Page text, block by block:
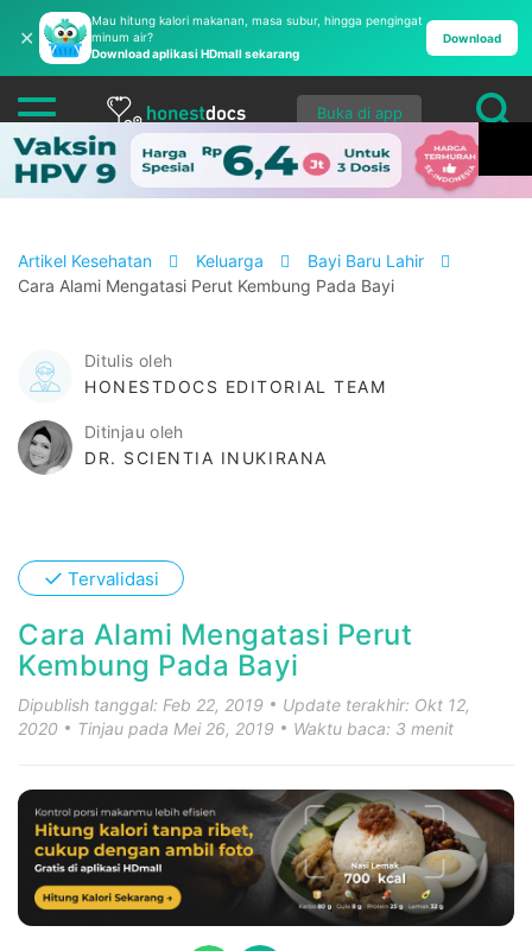
✕
Mau hitung kalori makanan, masa subur, hingga pengingat
minum air?
Download aplikasi HDmall sekarang
Download
Buka di app
Artikel Kesehatan Keluarga
Bayi Baru Lahir
Cara Alami Mengatasi Perut Kembung Pada Bayi
Ditulis oleh
HONESTDOCS EDITORIAL TEAM
Ditinjau oleh
DR. SCIENTIA INUKIRANA
✓ Tervalidasi
Cara Alami Mengatasi Perut
Kembung Pada Bayi
Dipublish tanggal: Feb 22, 2019
Update terakhir: Okt 12,
2020
Tinjau pada Mei 26, 2019 Waktu baca: 3 menit